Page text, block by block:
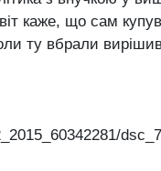
каже, що сам
ту вбрали